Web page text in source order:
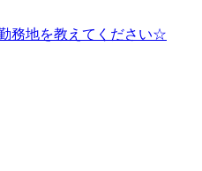
務地を教えてください☆